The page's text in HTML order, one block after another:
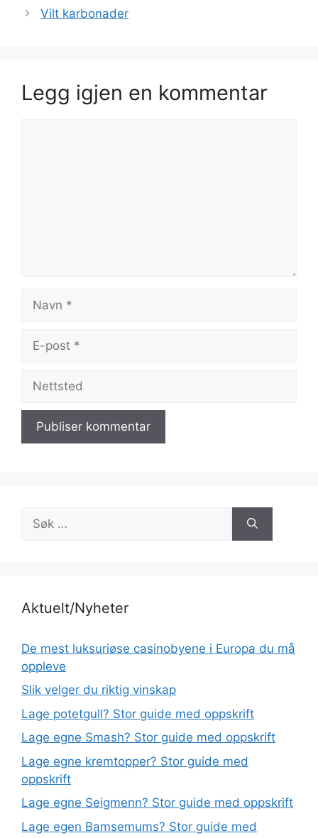
Vilt karbonader
Legg igjen en kommentar
post
etter:
Aktuelt/Nyheter
De mest luksuriøse casinobyene i Europa du må
oppleve
Slik velger du riktig vinskap
Lage potetgull? Stor guide med oppskrift
Lage egne Smash? Stor guide med oppskrift
Lage egne kremtopper? Stor guide med
oppskrift
Lage egne Seigmenn? Stor guide med oppskrift
Lage egen Bamsemums? Stor guide med